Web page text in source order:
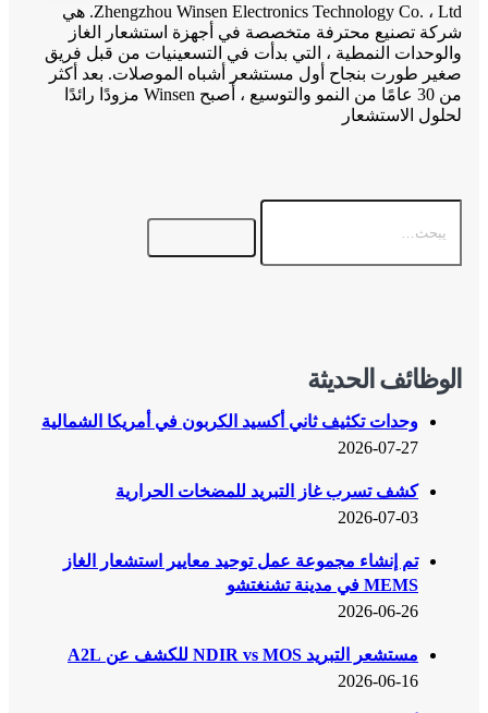
Zhengzhou Winsen Electronics Technology Co. ، Ltd. هي
شركة تصنيع محترفة متخصصة في أجهزة استشعار الغاز
والوحدات النمطية ، التي بدأت في التسعينيات من قبل فريق
صغير طورت بنجاح أول مستشعر أشباه الموصلات. بعد أكثر
من 30 عامًا من النمو والتوسيع ، أصبح Winsen مزودًا رائدًا
لحلول الاستشعار
الوظائف الحديثة
وحدات تكثيف ثاني أكسيد الكربون في أمريكا الشمالية
2026-07-27
كشف تسرب غاز التبريد للمضخات الحرارية
2026-07-03
تم إنشاء مجموعة عمل توحيد معايير استشعار الغاز
MEMS في مدينة تشنغتشو
2026-06-26
مستشعر التبريد NDIR vs MOS للكشف عن A2L
2026-06-16